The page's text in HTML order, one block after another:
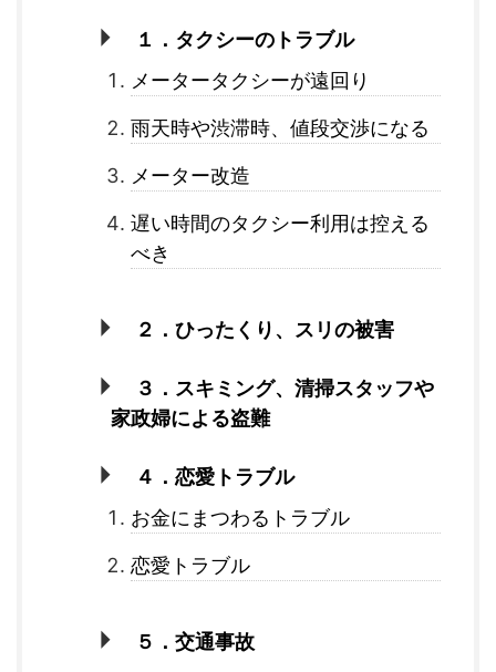
１．タクシーのトラブル
メータータクシーが遠回り
雨天時や渋滞時、値段交渉になる
メーター改造
遅い時間のタクシー利用は控える
べき
２．ひったくり、スリの被害
３．スキミング、清掃スタッフや
家政婦による盗難
４．恋愛トラブル
お金にまつわるトラブル
恋愛トラブル
５．交通事故